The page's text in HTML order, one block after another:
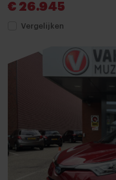
Radio
Achterbank in delen
Airco met
Armsteun
Armsteun voor
Bestuurdersstoel in
Binnenspiegel
Climate control
Cruisecontrol
€ 26.945
Vergelijken